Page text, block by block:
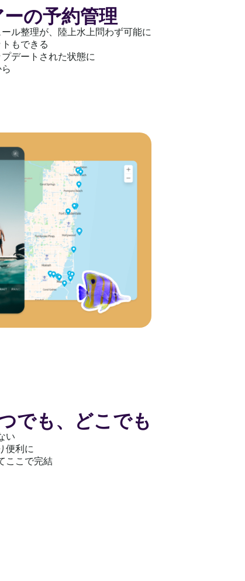
の予約管理
ル整理が、陸上水上問わず可能に
もできる
デートされた状態に
でも、どこでも
い
便利に
ここで完結